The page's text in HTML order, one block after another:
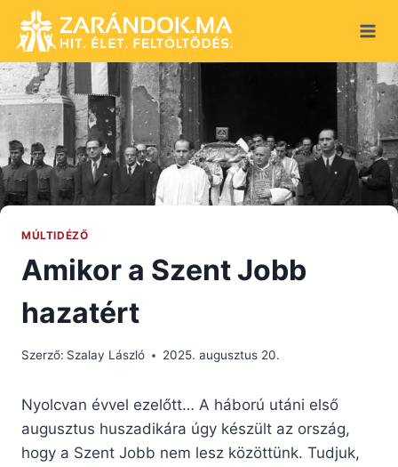
content
MÚLTIDÉZŐ
Amikor a Szent Jobb
hazatért
Szerző: Szalay László 2025. augusztus 20.
Nyolcvan évvel ezelőtt… A háború utáni első
augusztus huszadikára úgy készült az ország,
hogy a Szent Jobb nem lesz közöttünk. Tudjuk,